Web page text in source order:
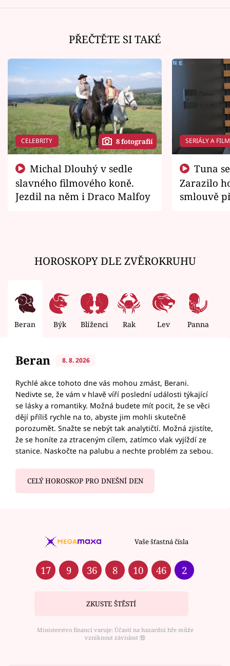
PŘEČTĚTE SI TAKÉ
CELEBRITY 8 fotografií
slavného filmového koně.
Jezdil na něm i Draco Malfoy
SERIÁLY A
Zarazilo
smlouvě
HOROSKOPY DLE ZVĚROKRUHU
Beran Býk Blíženci Rak Lev Panna
Beran 8. 8. 2026
Rychlé akce tohoto dne vás mohou zmást, Berani.
Nedivte se, že vám v hlavě víří poslední události týkající
se lásky a romantiky. Možná budete mít pocit, že se věci
dějí příliš rychle na to, abyste jim mohli skutečně
porozumět. Snažte se nebýt tak analytičtí. Možná zjistíte,
že se honíte za ztraceným cílem, zatímco vlak vyjíždí ze
stanice. Naskočte na palubu a nechte problém za sebou.
CELÝ HOROSKOP PRO DNEŠNÍ DEN
Vaše šťastná čísla
17 9 36 8 10 46 2
ZKUSTE ŠTĚSTÍ
Ministerstvo financí varuje: Účastí na hazardní hře může
vzniknout závislost ⑱